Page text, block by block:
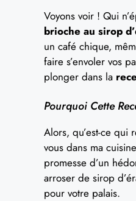
Voyons voir ! Qui
brioche au sirop
un café chique,
faire s’envoler vos
plonger dans la
Pourquoi Cette
Alors, qu’est-ce qui
vous dans ma
promesse d’un
arroser de sirop
pour votre palais.